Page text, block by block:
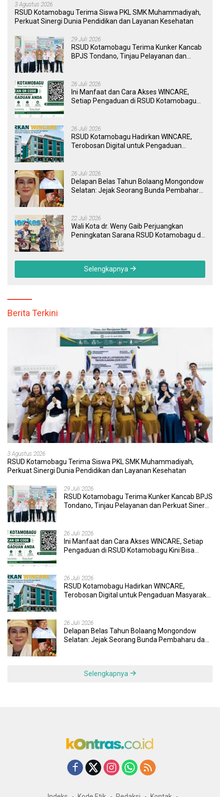
3 Agustus 2026
RSUD Kotamobagu Terima Siswa PKL SMK Muhammadiyah,
Perkuat Sinergi Dunia Pendidikan dan Layanan Kesehatan
29 Juli 2026
RSUD Kotamobagu Terima Kunker Kancab
BPJS Tondano, Tinjau Pelayanan dan
26 Juli 2026
Ini Manfaat dan Cara Akses WINCARE,
Setiap Pengaduan di RSUD Kotamobagu
26 Juli 2026
RSUD Kotamobagu Hadirkan WINCARE,
Terobosan Digital untuk Pengaduan
26 Juli 2026
Delapan Belas Tahun Bolaang Mongondow
Selatan: Jejak Seorang Bunda Pembaharu
22 Juli 2026
Wali Kota dr. Weny Gaib Perjuangkan
Peningkatan Sarana RSUD Kotamobagu di
Selengkapnya
Berita Terkini
3 Agustus 2026
RSUD Kotamobagu Terima Siswa PKL SMK Muhammadiyah,
Perkuat Sinergi Dunia Pendidikan dan Layanan Kesehatan
29 Juli 2026
RSUD Kotamobagu Terima Kunker Kancab BPJS
Tondano, Tinjau Pelayanan dan Perkuat Sinergi
26 Juli 2026
Ini Manfaat dan Cara Akses WINCARE, Setiap
Pengaduan di RSUD Kotamobagu Kini Bisa
26 Juli 2026
RSUD Kotamobagu Hadirkan WINCARE,
Terobosan Digital untuk Pengaduan Masyarakat
26 Juli 2026
Delapan Belas Tahun Bolaang Mongondow
Selatan: Jejak Seorang Bunda Pembaharu dan
Selengkapnya